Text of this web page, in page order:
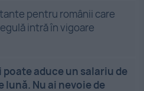
pentru românii care
intră în vigoare
aduce un salariu de
lună. Nu ai nevoie de